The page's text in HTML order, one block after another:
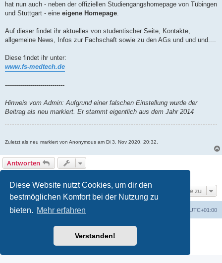
Diese Website nutzt Cookies, um dir den
bestmöglichen Komfort bei der Nutzung zu
bieten. Mehr erfahren
Verstanden!
r
a
hat nun auch - neben der offiziellen Studiengangshomepage von Tübingen
und Stuttgart - eine eigene Homepage.
Auf dieser findet ihr aktuelles von studentischer Seite, Kontakte,
allgemeine News, Infos zur Fachschaft sowie zu den AGs und und und....
Diese findet ihr unter:
www.fs-medtech.de
------------------------------
Hinweis vom Admin: Aufgrund einer falschen Einstellung wurde der
Beitrag als neu markiert. Er stammt eigentlich aus dem Jahr 2014
Zuletzt als neu markiert von Anonymous am Di 3. Nov 2020, 20:32.
Antworten
Gehe zu
Foren-Übersicht UTC+01:00
Powered byphpBB® Forum Software © phpBB Limited
Deutsche Übersetzung durch
Datenschutz|Nutzungsbedingungen